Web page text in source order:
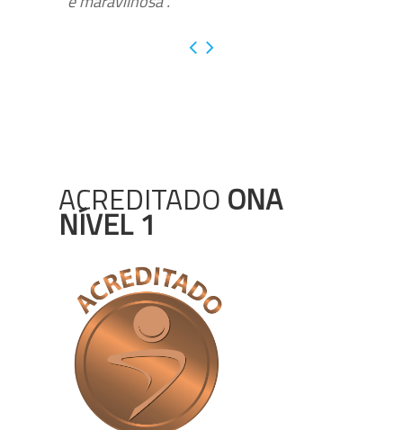
ACREDITADO ONA
NÍVEL 1